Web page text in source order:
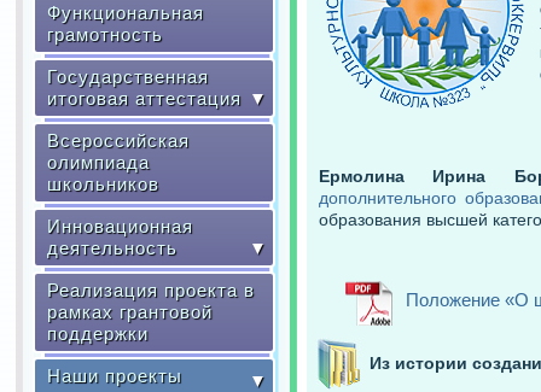
Функциональная
грамотность
Государственная
итоговая аттестация ▼
Всероссийская
олимпиада
школьников
Инновационная
деятельность
▼
Реализация проекта в
рамках грантовой
поддержки
Наши проекты ▼
Ермолина Ирина
дополнительного
образования высшей
Положение «О
Из истории